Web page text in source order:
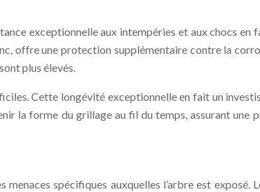
exceptionnelle aux intempéries et aux chocs
offre une protection supplémentaire contre la
plus élevés.
Cette longévité exceptionnelle en fait un
la forme du grillage au fil du temps, assurant une
spécifiques auxquelles l’arbre est exposé.